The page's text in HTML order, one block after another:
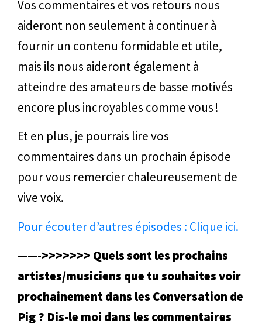
Vos commentaires et vos retours nous
aideront non seulement à continuer à
fournir un contenu formidable et utile,
mais ils nous aideront également à
atteindre des amateurs de basse motivés
encore plus incroyables comme vous !
Et en plus, je pourrais lire vos
commentaires dans un prochain épisode
pour vous remercier chaleureusement de
vive voix.
Pour écouter d’autres épisodes : Clique ici.
——->>>>>>> Quels sont les prochains
artistes/musiciens que tu souhaites voir
prochainement dans les Conversation de
Pig ? Dis-le moi dans les commentaires